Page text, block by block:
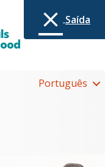
Português
Saída